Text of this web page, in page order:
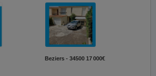
Beziers - 34500 17 000€